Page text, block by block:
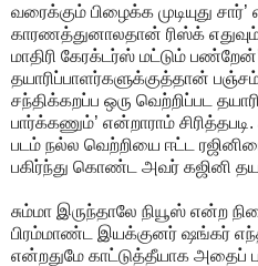
வரைக்கும் பிழைக்க முடியுது
காரணத்துனாலதான் ரிஸ்க் எதுவும்
மாதிரி கேரக்டர்ஸ் மட்டும்
தயாரிப்பாளர்களுக்குத்தான்
சந்திக்கறப்ப ஒரு வெற்றிப்பட
பார்க்கணும்’ என்றாராம்
படம் நல்ல வெற்றியை ஈட்ட
பகிர்ந்து கொண்ட அவர் கஜினி
சும்மா இருந்தாலே நியூஸ் என்ற
பிரம்மாண்ட இயக்குனர் ஷங்கர்
என்றதுமே காட்டுத்தீயாக அதைப்